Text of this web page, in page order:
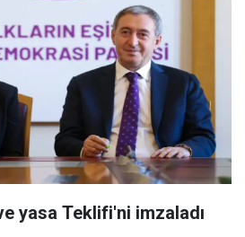
yasa Teklifi'ni imzaladı